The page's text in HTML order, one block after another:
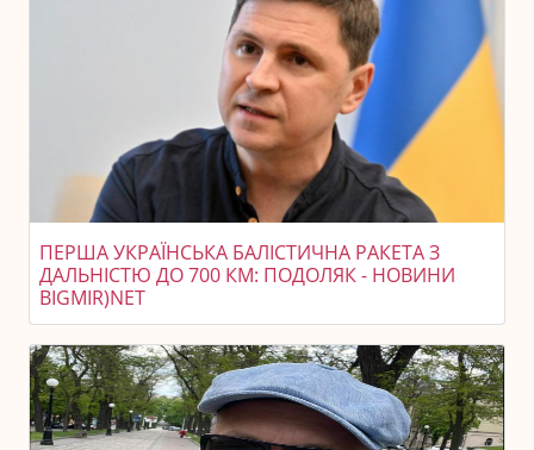
ПЕРША УКРАЇНСЬКА БАЛІСТИЧНА РАКЕТА З
ДАЛЬНІСТЮ ДО 700 КМ: ПОДОЛЯК - НОВИНИ
BIGMIR)NET